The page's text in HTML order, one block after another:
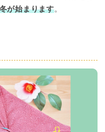
が始まります。